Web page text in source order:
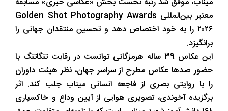
معتبر بین‌المللی Golden Shot Photography Awards
۲۰۲۶ را به خود اختصاص دهد و تحسین منتقدان جهانی را
برانگیزد.
این عکاس 39 ساله هرمزگانی توانست در رقابت تنگاتنگ با
حضور صدها عکاس مطرح از سراسر جهان، نظر هیئت داوران
را با روایتی بصری از فاجعه انسانی میناب جلب کند. اثر
برگزیده آخوندی، تصویری هوایی از آیین وداع و خاکسپاری